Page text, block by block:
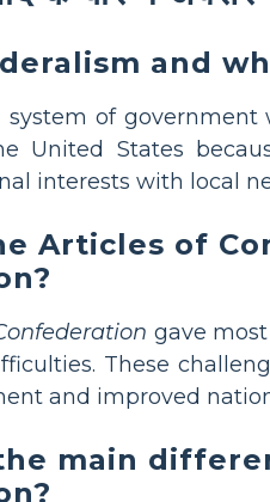
and
system of government
United States
interests with local
Articles of
gave
These
and improved
main